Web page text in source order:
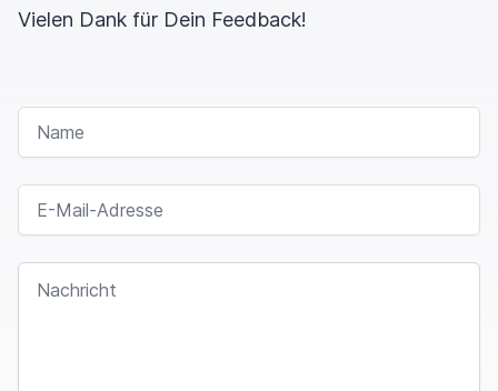
Vielen Dank für Dein Feedback!
NAME
E-MAIL-ADRESSE
NACHRICHT